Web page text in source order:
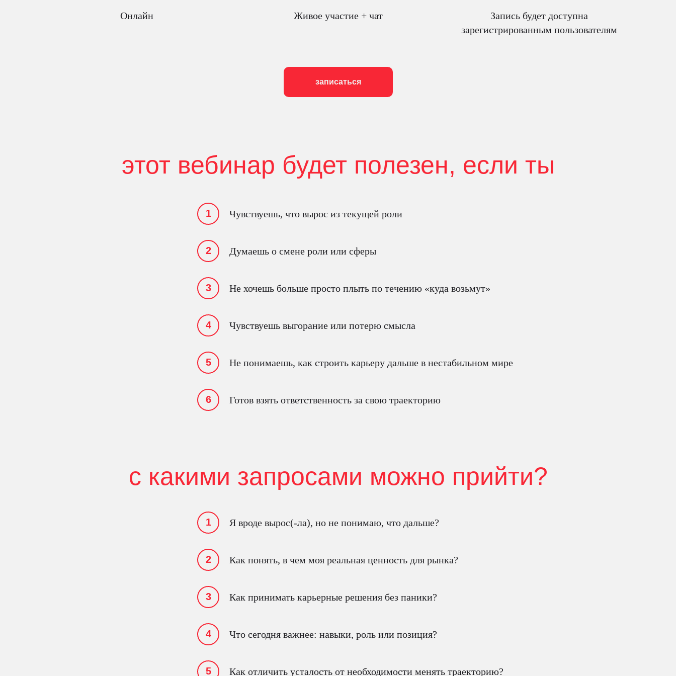
Онлайн Живое участие + чат
Запись будет доступна
зарегистрированным пользователям
записаться
этот вебинар будет полезен, если ты
Чувствуешь, что вырос из текущей роли
Думаешь о смене роли или сферы
Не хочешь больше просто плыть по течению «куда возьмут»
Чувствуешь выгорание или потерю смысла
Не понимаешь, как строить карьеру дальше в нестабильном мире
Готов взять ответственность за свою траекторию
с какими запросами можно прийти?
Я вроде вырос(-ла), но не понимаю, что дальше?
Как понять, в чем моя реальная ценность для рынка?
Как принимать карьерные решения без паники?
Что сегодня важнее: навыки, роль или позиция?
Как отличить усталость от необходимости менять траекторию?